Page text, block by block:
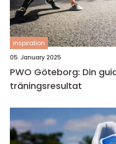
inspiration
05. January 2025
PWO Göteborg: Din
träningsresultat